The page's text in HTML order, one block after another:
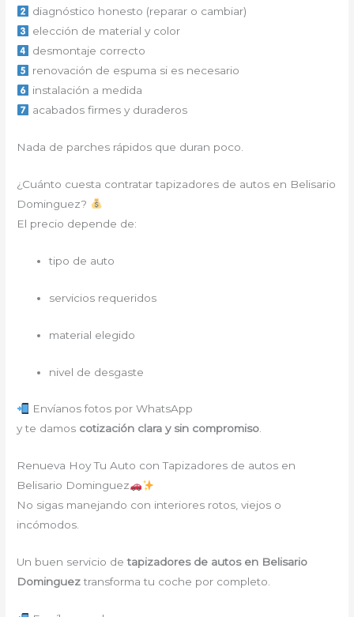
diagnóstico honesto (reparar o cambiar)
elección de material y color
desmontaje correcto
renovación de espuma si es necesario
instalación a medida
acabados firmes y duraderos
Nada de parches rápidos que duran poco.
¿Cuánto cuesta contratar tapizadores de autos en Belisario
Dominguez?
El precio depende de:
tipo de auto
servicios requeridos
material elegido
nivel de desgaste
Envíanos fotos por WhatsApp
y te damos cotización clara y sin compromiso.
Renueva Hoy Tu Auto con Tapizadores de autos en
Belisario Dominguez
No sigas manejando con interiores rotos, viejos o
incómodos.
Un buen servicio detapizadores de autos en Belisario
Domingueztransforma tu coche por completo.